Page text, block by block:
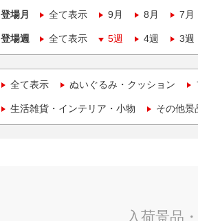
登場月 全て表示 9月 8月 7月
登場週 全て表示 5週 4週 3週
全て表示 ぬいぐるみ・クッション
生活雑貨・インテリア・小物 その他景